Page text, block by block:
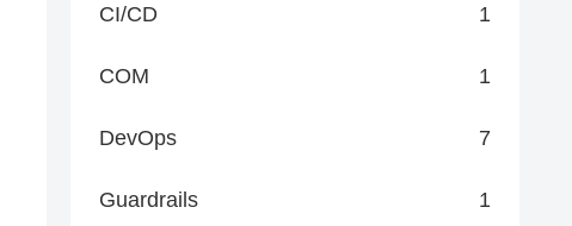
CI/CD 1
COM 1
DevOps 7
Guardrails 1